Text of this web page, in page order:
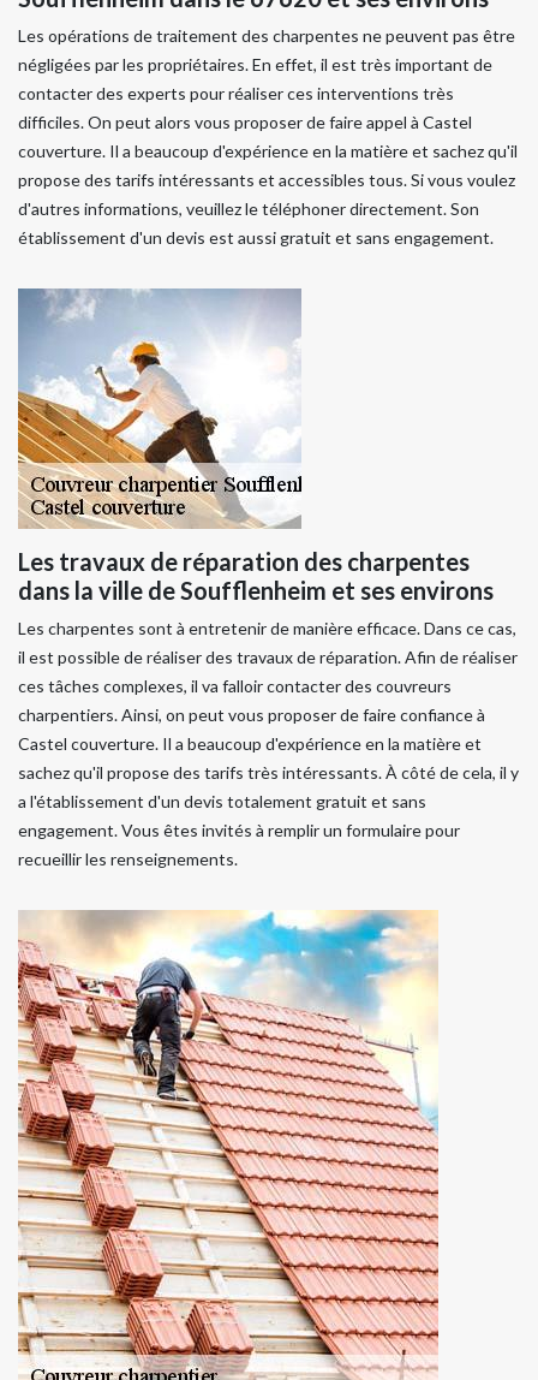
Les opérations de traitement des charpentes ne peuvent pas être
négligées par les propriétaires. En effet, il est très important de
contacter des experts pour réaliser ces interventions très
difficiles. On peut alors vous proposer de faire appel à Castel
couverture. Il a beaucoup d'expérience en la matière et sachez qu'il
propose des tarifs intéressants et accessibles tous. Si vous voulez
d'autres informations, veuillez le téléphoner directement. Son
établissement d'un devis est aussi gratuit et sans engagement.
Les travaux de réparation des charpentes
dans la ville de Soufflenheim et ses environs
Les charpentes sont à entretenir de manière efficace. Dans ce cas,
il est possible de réaliser des travaux de réparation. Afin de réaliser
ces tâches complexes, il va falloir contacter des couvreurs
charpentiers. Ainsi, on peut vous proposer de faire confiance à
Castel couverture. Il a beaucoup d'expérience en la matière et
sachez qu'il propose des tarifs très intéressants. À côté de cela, il y
a l'établissement d'un devis totalement gratuit et sans
engagement. Vous êtes invités à remplir un formulaire pour
recueillir les renseignements.